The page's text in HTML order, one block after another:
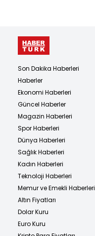
Son Dakika Haberleri
Haberler
Ekonomi Haberleri
Güncel Haberler
Magazin Haberleri
Spor Haberleri
Dünya Haberleri
Sağlık Haberleri
Kadın Haberleri
Teknoloji Haberleri
Memur ve Emekli Haberleri
Altın Fiyatları
Dolar Kuru
Euro Kuru